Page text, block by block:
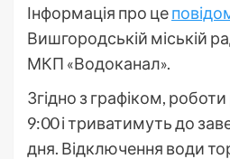
Інформація про це
Вишгородській міській
МКП «Водоканал».
Згідно з графіком,
9:00 і триватимуть до
дня. Відключення води